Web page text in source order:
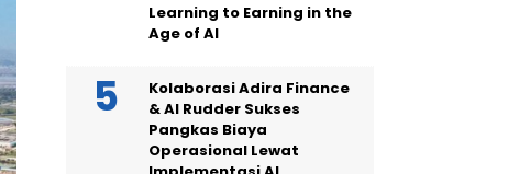
Learning to Earning in the
Age of AI
Kolaborasi Adira Finance
& AI Rudder Sukses
Pangkas Biaya
Operasional Lewat